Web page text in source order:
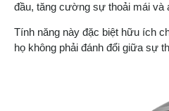
đầu, tăng cường sự thoải mái và
Tính năng này đặc biệt hữu ích
họ không phải đánh đổi giữa sự